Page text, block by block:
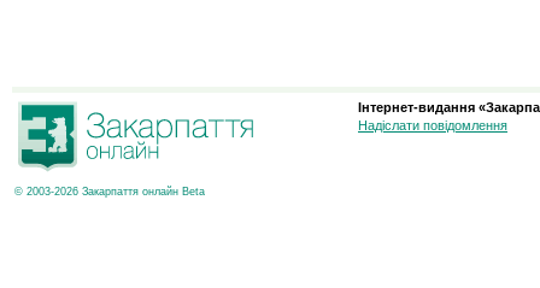
© 2003-2026 Закарпаття онлайн Beta
Інтернет-видання
Надіслати повідомлення